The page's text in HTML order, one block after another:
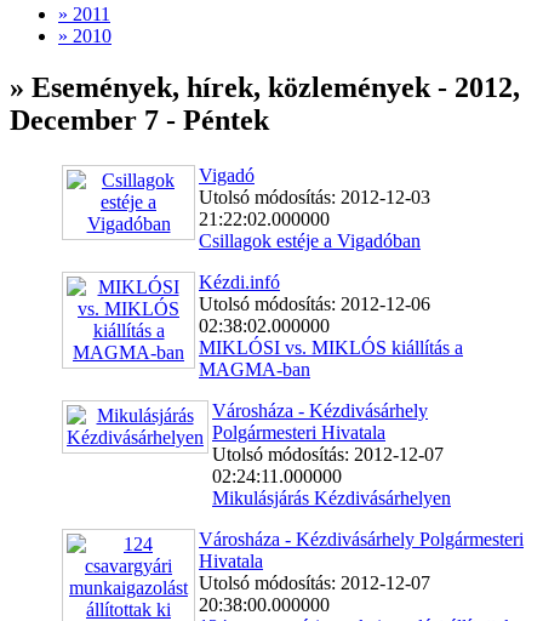
» 2011
» 2010
» Események, hírek, közlemények - 2012,
December 7 - Péntek
Vigadó
Utolsó módosítás: 2012-12-03
21:22:02.000000
Csillagok estéje a Vigadóban
Kézdi.infó
Utolsó módosítás: 2012-12-06
02:38:02.000000
MIKLÓSI vs. MIKLÓS kiállítás a
MAGMA-ban
Városháza - Kézdivásárhely
Polgármesteri Hivatala
Utolsó módosítás: 2012-12-07
02:24:11.000000
Mikulásjárás Kézdivásárhelyen
Városháza - Kézdivásárhely Polgármesteri
Hivatala
Utolsó módosítás: 2012-12-07
20:38:00.000000